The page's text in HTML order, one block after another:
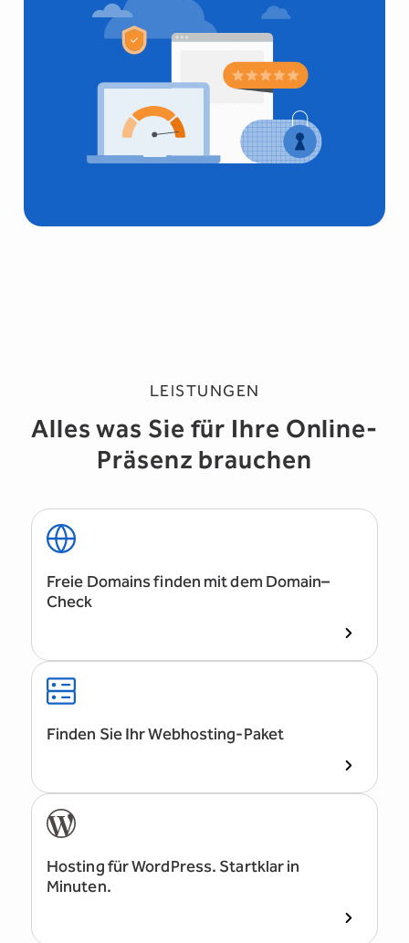
LEISTUNGEN
Alles was Sie für Ihre Online-
Präsenz brauchen
Freie Domains finden mit dem Domain–
Check
Finden Sie Ihr Webhosting-Paket
Hosting für WordPress. Startklar in
Minuten.